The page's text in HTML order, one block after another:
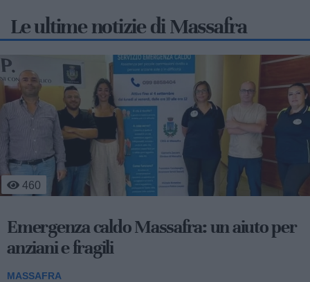
Le ultime notizie di Massafra
3 270
Rotaract Massafra: Luca Damiano Araco
è il nuovo presidente
MASSAFRA